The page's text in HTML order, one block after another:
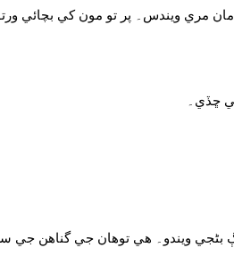
ويندس۔ پر تو مون کي بچائي ورتو!
ڇڏي۔
ويندو۔ هي توهان جي گناهن جي سزا